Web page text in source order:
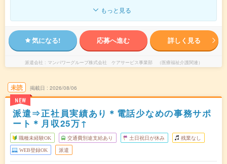
もっと見る
気になる! 応募へ進む 詳しく見る
派遣会社 マンパワーグループ株式会社 ケアサービス事業部 （医療福祉介護関連）
未読
NEW
掲載日 2026/08/06
派遣⇒正社員実績あり＊電話少なめの事務サポ
ート＊月収25万↑
職種未経験OK 交通費別途支給あり 土日祝日が休み 残業なし
WEB登録OK 派遣